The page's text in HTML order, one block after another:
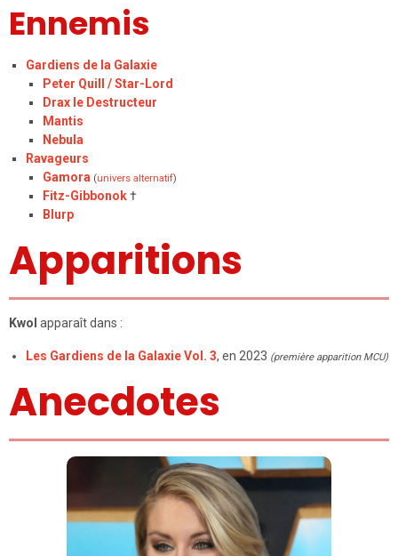
Ennemis
Gardiens de la Galaxie
Peter Quill / Star-Lord
Drax le Destructeur
Mantis
Nebula
Ravageurs
Gamora (univers alternatif)
Fitz-Gibbonok†
Blurp
Apparitions
Kwol apparaît dans :
Les Gardiens de la Galaxie Vol. 3, en 2023 (première apparition MCU)
Anecdotes